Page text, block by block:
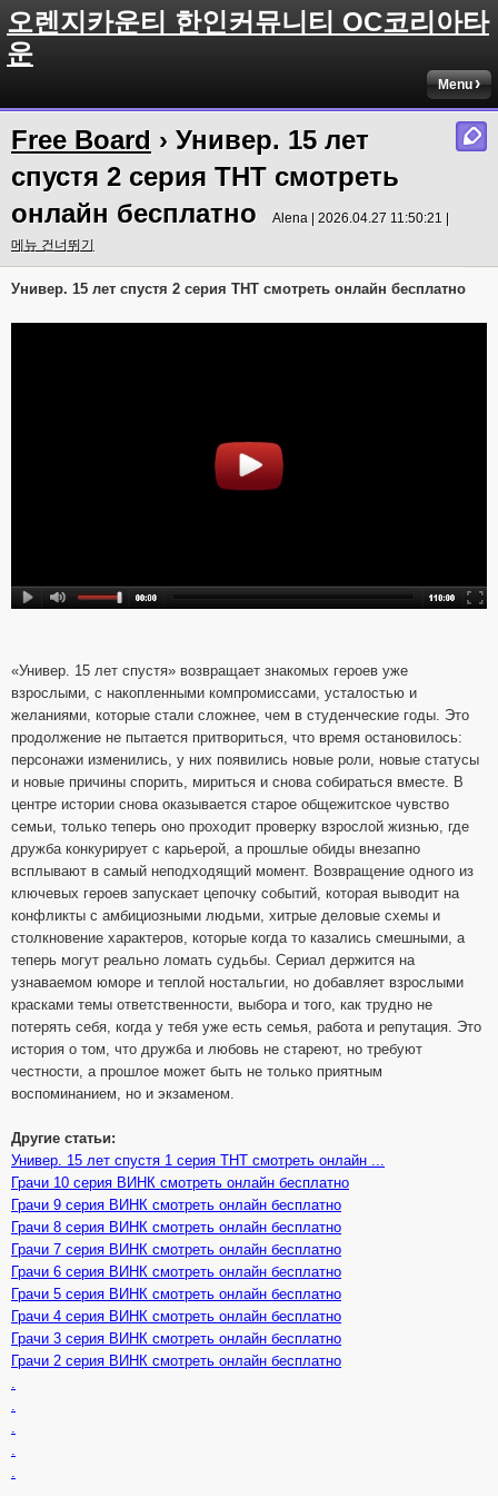
오렌지카운티 한인커뮤니티 OC코리아타
운
Menu
Free Board › Универ. 15 лет
спустя 2 серия ТНТ смотреть
онлайн бесплатно
Alena | 2026.04.27 11:50:21 |
메뉴 건너뛰기
Универ. 15 лет спустя 2 серия ТНТ смотреть онлайн бесплатно
«Универ. 15 лет спустя» возвращает знакомых героев уже
взрослыми, с накопленными компромиссами, усталостью и
желаниями, которые стали сложнее, чем в студенческие годы. Это
продолжение не пытается притвориться, что время остановилось:
персонажи изменились, у них появились новые роли, новые статусы
и новые причины спорить, мириться и снова собираться вместе. В
центре истории снова оказывается старое общежитское чувство
семьи, только теперь оно проходит проверку взрослой жизнью, где
дружба конкурирует с карьерой, а прошлые обиды внезапно
всплывают в самый неподходящий момент. Возвращение одного из
ключевых героев запускает цепочку событий, которая выводит на
конфликты с амбициозными людьми, хитрые деловые схемы и
столкновение характеров, которые когда то казались смешными, а
теперь могут реально ломать судьбы. Сериал держится на
узнаваемом юморе и теплой ностальгии, но добавляет взрослыми
красками темы ответственности, выбора и того, как трудно не
потерять себя, когда у тебя уже есть семья, работа и репутация. Это
история о том, что дружба и любовь не стареют, но требуют
честности, а прошлое может быть не только приятным
воспоминанием, но и экзаменом.
Другие статьи:
Универ. 15 лет спустя 1 серия ТНТ смотреть онлайн ...
Грачи 10 серия ВИНК смотреть онлайн бесплатно
Грачи 9 серия ВИНК смотреть онлайн бесплатно
Грачи 8 серия ВИНК смотреть онлайн бесплатно
Грачи 7 серия ВИНК смотреть онлайн бесплатно
Грачи 6 серия ВИНК смотреть онлайн бесплатно
Грачи 5 серия ВИНК смотреть онлайн бесплатно
Грачи 4 серия ВИНК смотреть онлайн бесплатно
Грачи 3 серия ВИНК смотреть онлайн бесплатно
Грачи 2 серия ВИНК смотреть онлайн бесплатно